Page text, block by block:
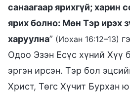
санаагаар ярихгүй; харин
ярих болно: Мөн Тэр ирэх
харуулна” (Иохан 16:12–13)
Одоо Эзэн Есүс хүний Хүү
эргэн ирсэн. Тэр бол
Христ, Төгс Хүчит Бурхан